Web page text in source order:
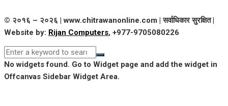
© २०१६ – २०२६ | www.chitrawanonline.com | सर्वाधिकार सुरक्षित |
Website by: Rijan Computers, +977-9705080226
No widgets found. Go to Widget page and add the widget in
Offcanvas Sidebar Widget Area.